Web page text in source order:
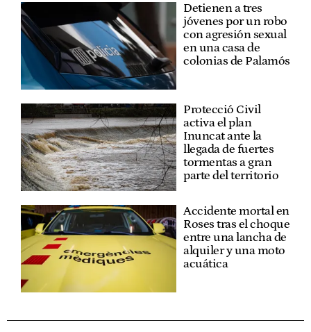
Detienen a tres
jóvenes por un robo
con agresión sexual
en una casa de
colonias de Palamós
Protecció Civil
activa el plan
Inuncat ante la
llegada de fuertes
tormentas a gran
parte del territorio
Accidente mortal en
Roses tras el choque
entre una lancha de
alquiler y una moto
acuática